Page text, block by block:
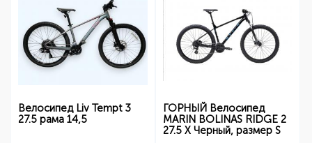
Велосипед Liv Tempt 3
27.5 рама 14,5
ГОРНЫЙ Велосипед
MARIN BOLINAS RIDGE 2
27.5 X Черный, размер S